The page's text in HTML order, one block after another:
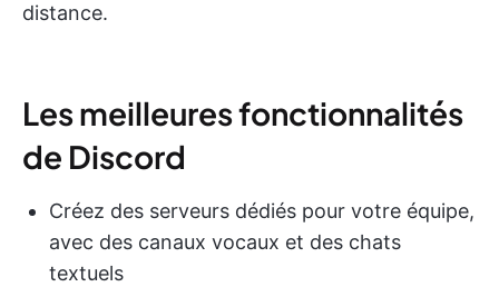
distance.
Les meilleures fonctionnalités
de Discord
Créez des serveurs dédiés pour votre équipe,
avec des canaux vocaux et des chats
textuels